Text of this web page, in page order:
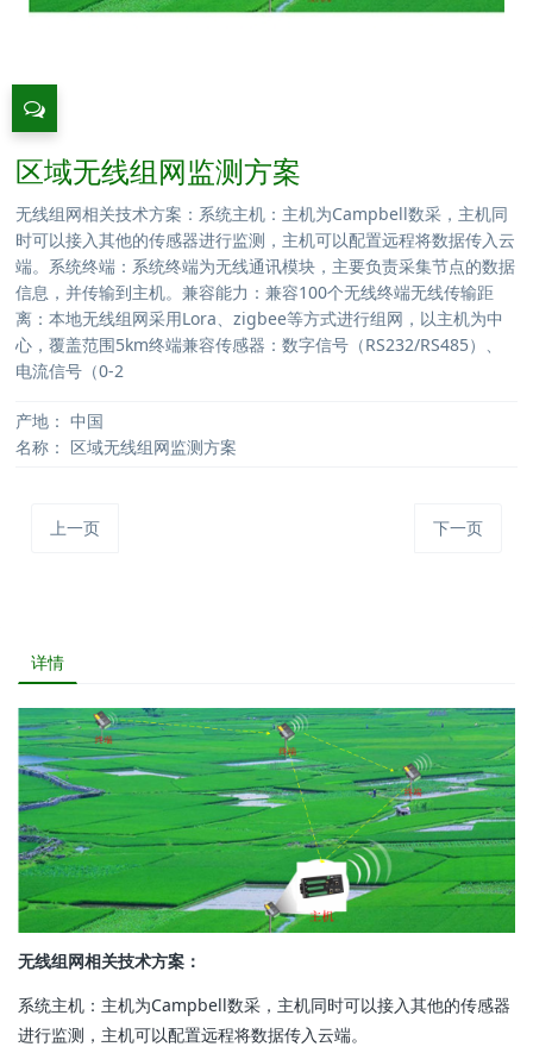
区域无线组网监测方案
无线组网相关技术方案：系统主机：主机为Campbell数采，主机同
时可以接入其他的传感器进行监测，主机可以配置远程将数据传入云
端。系统终端：系统终端为无线通讯模块，主要负责采集节点的数据
信息，并传输到主机。兼容能力：兼容100个无线终端无线传输距
离：本地无线组网采用Lora、zigbee等方式进行组网，以主机为中
心，覆盖范围5km终端兼容传感器：数字信号（RS232/RS485）、
电流信号（0-2
产地： 中国
名称： 区域无线组网监测方案
上一页 下一页
详情
无线组网相关技术方案：
系统主机：主机为Campbell数采，主机同时可以接入其他的传感器
进行监测，主机可以配置远程将数据传入云端。